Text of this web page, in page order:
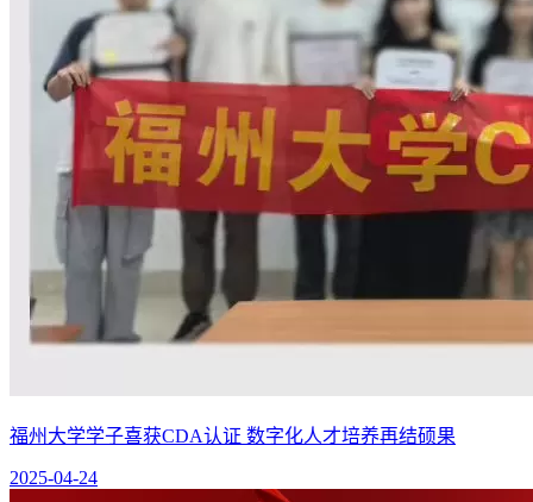
福州大学学子喜获CDA认证 数字化人才培养再结硕果
2025-04-24